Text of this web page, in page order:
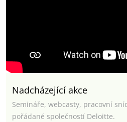
Nadcházející akce
Semináře, webcasty, pracovní
pořádané společností Deloitte.